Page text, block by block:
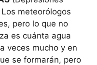
meteorólogos
pero lo que no
es cuánta agua
veces mucho y en
se formarán, pero